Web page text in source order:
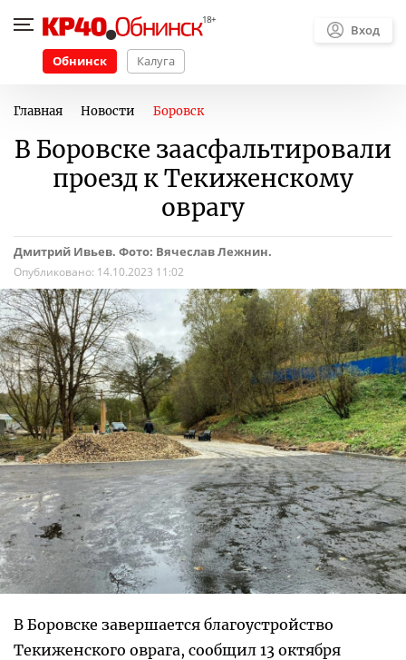
Обнинск Калуга
Вход
Главная Новости Боровск
В Боровске заасфальтировали
проезд к Текиженскому
оврагу
Дмитрий Ивьев. Фото: Вячеслав Лежнин.
Опубликовано: 14.10.2023 11:02
В Боровске завершается благоустройство
Текиженского оврага, сообщил 13 октября